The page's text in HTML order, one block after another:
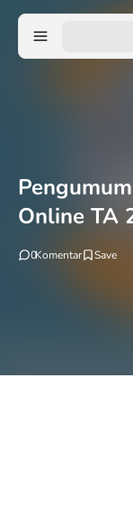
Online TA
0Komentar